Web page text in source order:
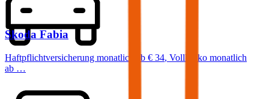
Skoda Fabia
Haftpflichtversicherung monatlich ab € 34, Vollkasko monatlich
ab …